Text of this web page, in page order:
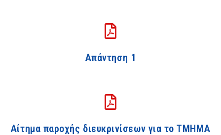
Απάντηση 1
Αίτημα παροχής διευκρινίσεων για το ΤΜΗΜΑ